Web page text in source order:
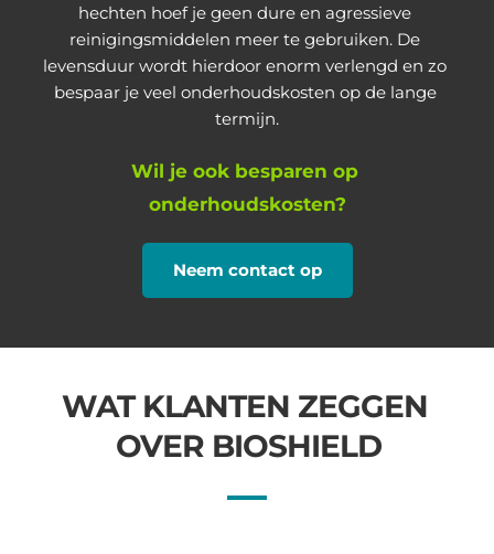
hechten hoef je geen dure en agressieve
reinigingsmiddelen meer te gebruiken. De
levensduur wordt hierdoor enorm verlengd en zo
bespaar je veel onderhoudskosten op de lange
termijn.
Wil je ook besparen op
onderhoudskosten?
Neem contact op
WAT KLANTEN ZEGGEN
OVER BIOSHIELD